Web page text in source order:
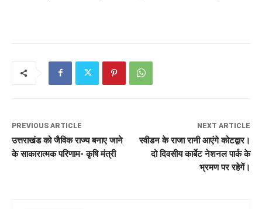
PREVIOUS ARTICLE
उत्तराखंड को जैविक राज्य बनाए जाने
के साकारात्मक परिणाम- कृषि मंत्री
NEXT ARTICLE
स्वीडन के राजा रानी आएंगे कोटद्वार।
दो दिवसीय कार्बेट नेशनल पार्क के
भ्रमण पर रहेगें।